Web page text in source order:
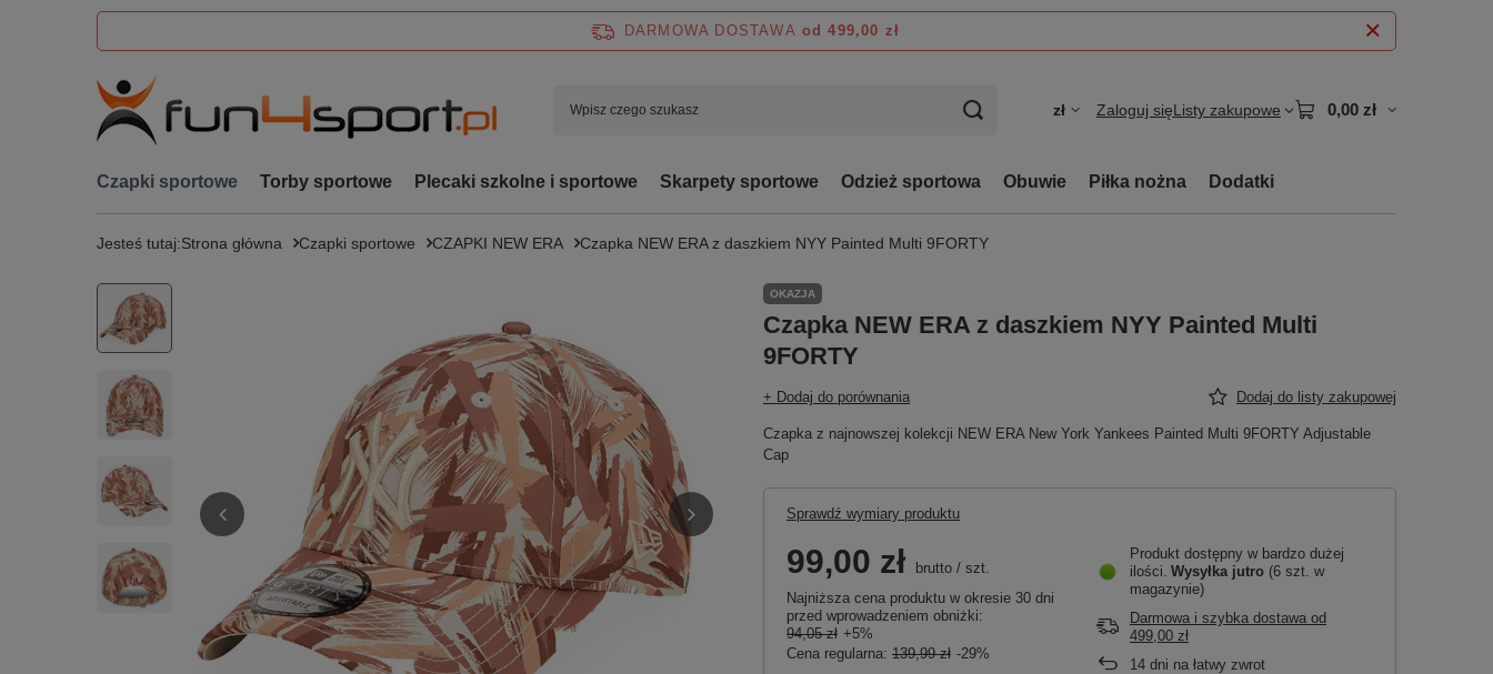
DARMOWA DOSTAWA od 499,00 zł
zł Zaloguj sięListy zakupowe 0,00 zł
Czapki sportowe Torby sportowe Plecaki szkolne i sportowe Skarpety sportowe Odzież sportowa Obuwie Piłka nożna Dodatki
Jesteś tutaj:Strona główna Czapki sportowe CZAPKI NEW ERA Czapka NEW ERA z daszkiem NYY Painted Multi 9FORTY
OKAZJA
Czapka NEW ERA z daszkiem NYY Painted Multi
9FORTY
+ Dodaj do porównania Dodaj do listy zakupowej
Czapka z najnowszej kolekcji NEW ERA New York Yankees Painted Multi 9FORTY Adjustable
Cap
Sprawdź wymiary produktu
99,00 zł brutto / szt.
Najniższa cena produktu w okresie 30 dni
przed wprowadzeniem obniżki:
94,05 zł +5%
Cena regularna: 139,99 zł -29%
Produkt dostępny w bardzo dużej
ilości Wysyłka jutro (6 szt. w
magazynie)
Darmowa i szybka dostawa od
499,00 zł
14 dni na łatwy zwrot